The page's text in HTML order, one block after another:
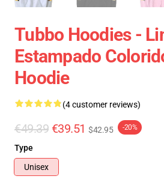
Tubbo Hoodies -
Estampado
Hoodie
(4 customer reviews)
€49.39 €39.51 $42.95 -20%
Type
Unisex